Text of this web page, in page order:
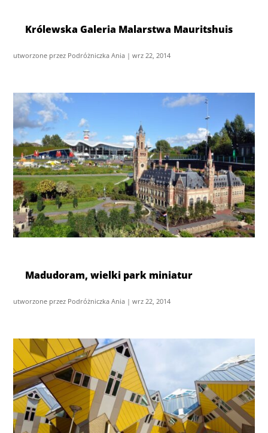
Królewska Galeria Malarstwa Mauritshuis
utworzone przez Podróżniczka Ania |wrz 22, 2014
Madudoram, wielki park miniatur
utworzone przez Podróżniczka Ania |wrz 22, 2014